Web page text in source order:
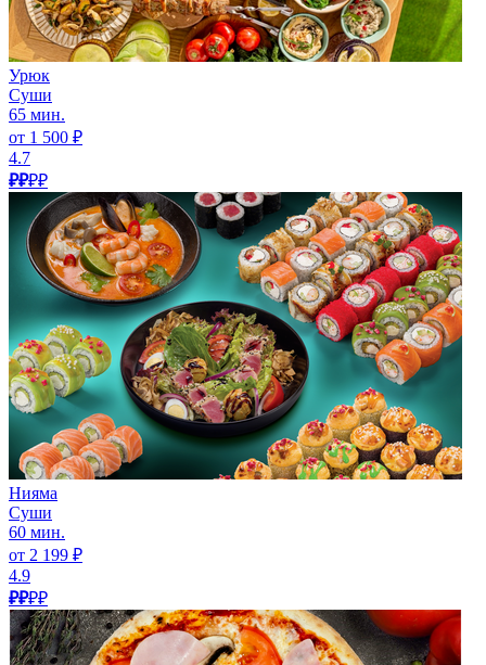
Урюк
Суши
65 мин.
от 1 500 ₽
4.7
₽₽₽₽
Нияма
Суши
60 мин.
от 2 199 ₽
4.9
₽₽₽₽